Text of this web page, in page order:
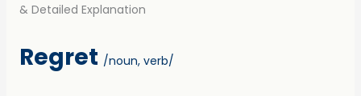
& Detailed Explanation
Regret /noun, verb/